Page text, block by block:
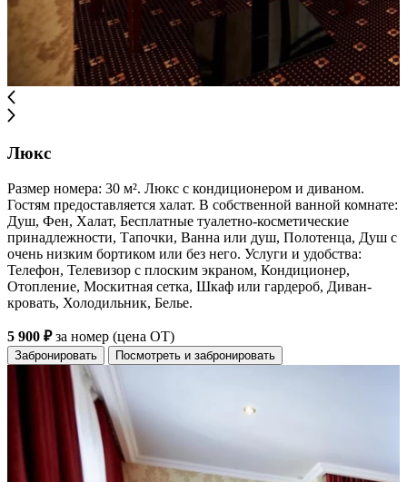
Люкс
Размер номера: 30 м². Люкс с кондиционером и диваном.
Гостям предоставляется халат. В собственной ванной комнате:
Душ, Фен, Халат, Бесплатные туалетно-косметические
принадлежности, Тапочки, Ванна или душ, Полотенца, Душ с
очень низким бортиком или без него. Услуги и удобства:
Телефон, Телевизор с плоским экраном, Кондиционер,
Отопление, Москитная сетка, Шкаф или гардероб, Диван-
кровать, Холодильник, Белье.
5 900 ₽за номер (цена ОТ)
Забронировать Посмотреть и забронировать